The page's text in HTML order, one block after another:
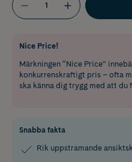
Nice Price!
Märkningen “Nice Price”
konkurrenskraftigt pris – ofta
ska känna dig trygg med att
Snabba fakta
Rik uppstramande